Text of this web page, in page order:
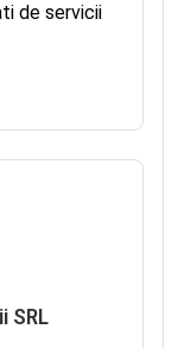
de servicii
SRL